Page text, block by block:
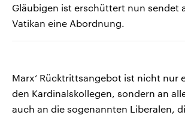
Gläubigen ist erschüttert nun sendet
Vatikan eine Abordnung.
Marx‘ Rücktrittsangebot ist nicht nur
den Kardinalskollegen, sondern an
auch an die sogenannten Liberalen,